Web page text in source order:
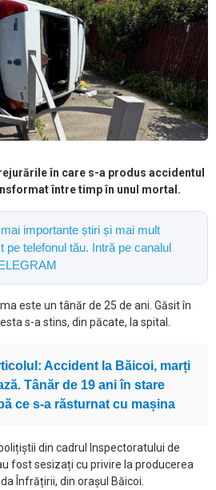
în care s-a produs accidentul
între timp în unul mortal.
importante știri și mai mult
pe telefonul tău. Intră pe canalul
este un tânăr de 25 de ani. Găsit în
s-a stins, din păcate, la spital.
Accident la Băicoi, marți
Tânăr de 19 ani în stare
ce s-a răsturnat cu mașina
din cadrul Inspectoratului de
fost sesizați cu privire la producerea
Înfrățirii, din orașul Băicoi.